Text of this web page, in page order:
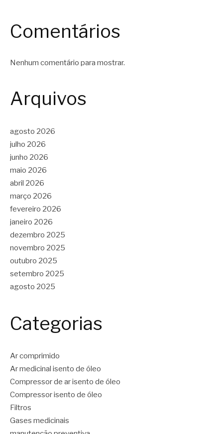
Comentários
Nenhum comentário para mostrar.
Arquivos
agosto 2026
julho 2026
junho 2026
maio 2026
abril 2026
março 2026
fevereiro 2026
janeiro 2026
dezembro 2025
novembro 2025
outubro 2025
setembro 2025
agosto 2025
Categorias
Ar comprimido
Ar medicinal isento de óleo
Compressor de ar isento de óleo
Compressor isento de óleo
Filtros
Gases medicinais